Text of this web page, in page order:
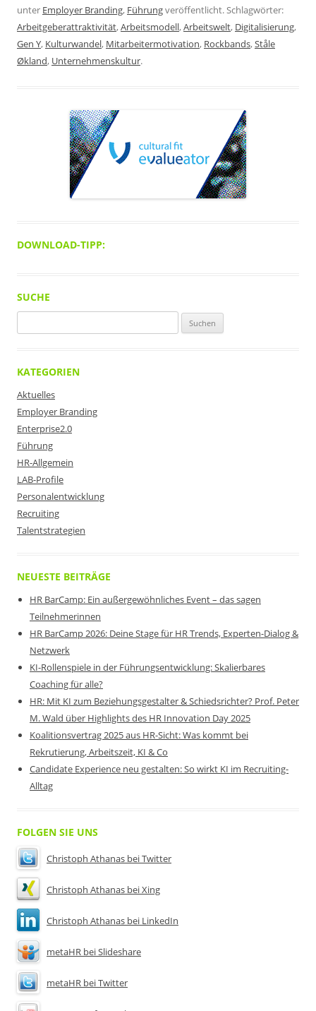
unter Employer Branding, Führungveröffentlicht. Schlagwörter:
Arbeitgeberattraktivität,Arbeitsmodell,Arbeitswelt, Digitalisierung,
Gen Y, Kulturwandel, Mitarbeitermotivation, Rockbands,Ståle
Økland, Unternehmenskultur.
DOWNLOAD-TIPP:
SUCHE
nach:
KATEGORIEN
Aktuelles
Employer Branding
Enterprise2.0
Führung
HR-Allgemein
LAB-Profile
Personalentwicklung
Recruiting
Talentstrategien
NEUESTE BEITRÄGE
HR BarCamp: Ein außergewöhnliches Event – das sagen
Teilnehmerinnen
HR BarCamp 2026: Deine Stage für HR Trends, Experten-Dialog &
Netzwerk
KI-Rollenspiele in der Führungsentwicklung: Skalierbares
Coaching für alle?
HR: Mit KI zum Beziehungsgestalter & Schiedsrichter? Prof. Peter
M. Wald über Highlights des HR Innovation Day 2025
Koalitionsvertrag 2025 aus HR-Sicht: Was kommt bei
Rekrutierung, Arbeitszeit, KI & Co
Candidate Experience neu gestalten: So wirkt KI im Recruiting-
Alltag
FOLGEN SIE UNS
Christoph Athanas bei Twitter
Christoph Athanas bei Xing
Christoph Athanas bei LinkedIn
metaHR bei Slideshare
metaHR bei Twitter